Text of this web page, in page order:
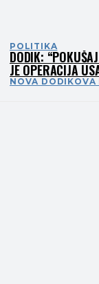
POLITIKA
DODIK:
JE OPERACIJA
NOVA DODIKOVA